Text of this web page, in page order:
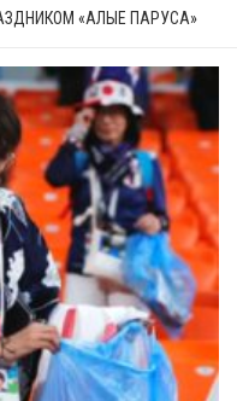
«АЛЫЕ ПАРУСА»